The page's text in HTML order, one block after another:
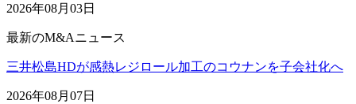
2026年08月03日
最新のM&Aニュース
三井松島HDが感熱レジロール加工のコウナンを子会社化へ
2026年08月07日